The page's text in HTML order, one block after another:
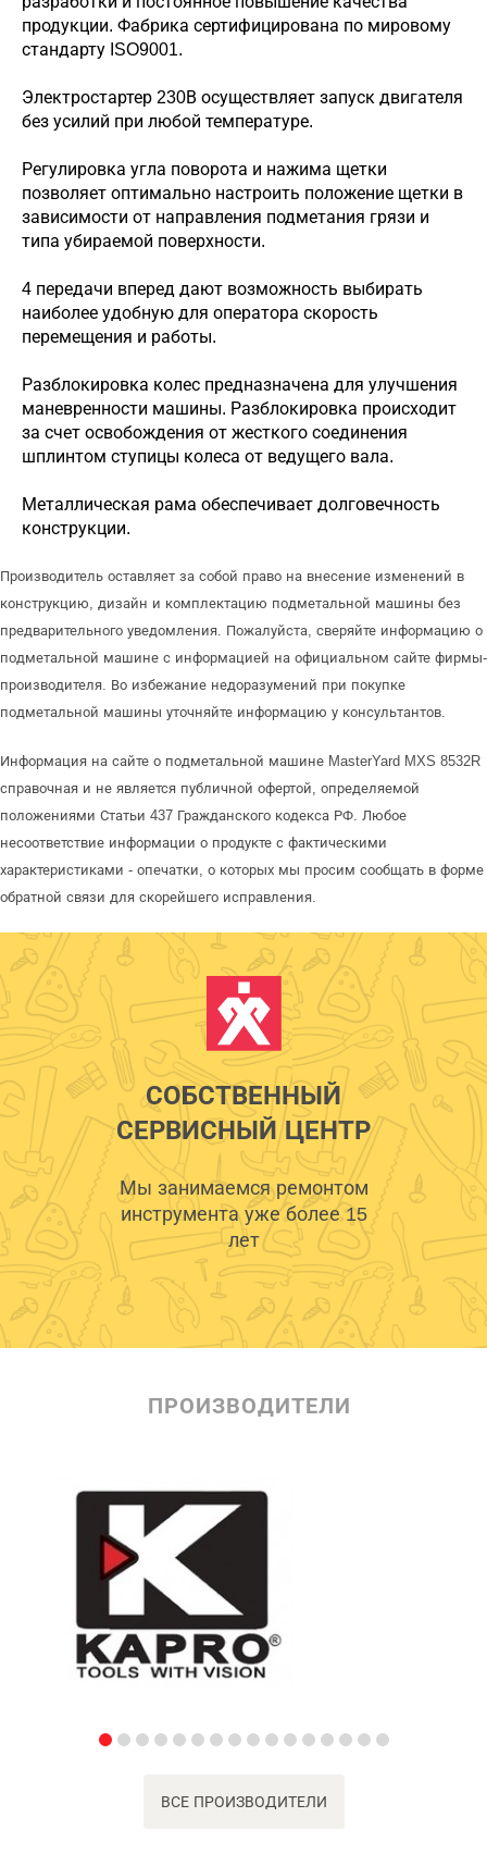
продукции. Фабрика сертифицирована по мировому
стандарту ISO9001.
Электростартер 230В осуществляет запуск двигателя
без усилий при любой температуре.
Регулировка угла поворота и нажима щетки
позволяет оптимально настроить положение щетки в
зависимости от направления подметания грязи и
типа убираемой поверхности.
4 передачи вперед дают возможность выбирать
наиболее удобную для оператора скорость
перемещения и работы.
Разблокировка колес предназначена для улучшения
маневренности машины. Разблокировка происходит
за счет освобождения от жесткого соединения
шплинтом ступицы колеса от ведущего вала.
Металлическая рама обеспечивает долговечность
конструкции.
Производитель оставляет за собой право на внесение изменений в
конструкцию, дизайн и комплектацию подметальной машины без
предварительного уведомления. Пожалуйста, сверяйте информацию о
подметальной машине с информацией на официальном сайте фирмы-
производителя. Во избежание недоразумений при покупке
подметальной машины уточняйте информацию у консультантов.
Информация на сайте о подметальной машине MasterYard MXS 8532R
справочная и не является публичной офертой, определяемой
положениями Статьи 437 Гражданского кодекса РФ. Любое
несоответствие информации о продукте с фактическими
характеристиками - опечатки, о которых мы просим сообщать в форме
обратной связи для скорейшего исправления.
СОБСТВЕННЫЙ
СЕРВИСНЫЙ ЦЕНТР
Мы занимаемся ремонтом
инструмента уже более 15
лет
ПРОИЗВОДИТЕЛИ
ВСЕ ПРОИЗВОДИТЕЛИ